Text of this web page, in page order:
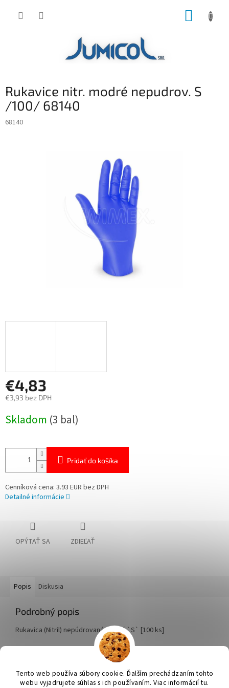
Tento web používa súbory cookie. Ďalším prechádzaním tohto
webu vyjadrujete súhlas s ich používaním. Viac informácií tu.
Rukavice nitr. modré nepudrov. S
/100/ 68140
68140
€4,83
€3,93 bez DPH
cena:
Skladom (3 bal)
Pridať do košíka
Cenníková cena: 3.93 EUR bez DPH
Detailné informácie
OPÝTAŤ SA ZDIEĽAŤ
Popis Diskusia
Podrobný popis
Rukavica (Nitril) nepúdrovaná modrá `S` [100 ks]
Vytvoril Shoptet